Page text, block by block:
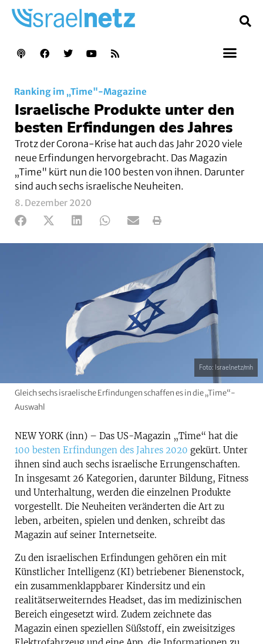
Ranking im „Time"-Magazine
Israelische Produkte unter den
besten Erfindungen des Jahres
Trotz der Corona-Krise hat auch das Jahr 2020 viele
neue Erfindungen hervorgebracht. Das Magazin
„Time" kürt nun die 100 besten von ihnen. Darunter
sind auch sechs israelische Neuheiten.
8. Dezember 2020
Foto: Israelnetz/mh
Gleich sechs israelische Erfindungen schaffen es in die „Time“-
Auswahl
NEW YORK (inn) – Das US-Magazin „Time“ hat die
100 besten Erfindungen des Jahres 2020 gekürt. Unter
ihnen sind auch sechs israelische Errungenschaften.
In insgesamt 26 Kategorien, darunter Bildung, Fitness
und Unterhaltung, werden die einzelnen Produkte
vorgestellt. Die Neuheiten veränderten die Art zu
leben, arbeiten, spielen und denken, schreibt das
Magazin auf seiner Internetseite.
Zu den israelischen Erfindungen gehören ein mit
Künstlicher Intelligenz (KI) betriebener Bienenstock,
ein zusammenklappbarer Kindersitz und ein
realitätserweiterndes Headset, das im medizinischen
Bereich eingesetzt wird. Zudem zeichnete das
Magazin einen speziellen Süßstoff, ein zweisitziges